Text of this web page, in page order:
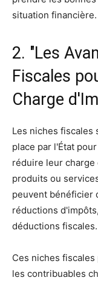
situation financière.
2. "Les
Fiscales
Charge
Les niches fiscales
place par l'État
réduire leur charge
produits ou
peuvent bénéficier
réductions
déductions fiscales.
Ces niches
les contribuables